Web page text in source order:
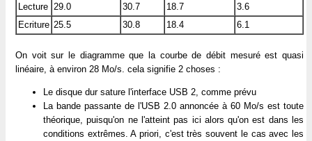
Lecture 29.0 30.7 18.7
3.6
Ecriture 25.5 30.8 18.4 6.1
On voit sur le diagramme que la courbe de débit mesuré est quasi
linéaire, à environ 28 Mo/s. cela signifie 2 choses :
Le disque dur sature l'interface USB 2, comme prévu
La bande passante de l'USB 2.0 annoncée à 60 Mo/s est toute
théorique, puisqu'on ne l'atteint pas ici alors qu'on est dans les
conditions extrêmes. A priori, c'est très souvent le cas avec les